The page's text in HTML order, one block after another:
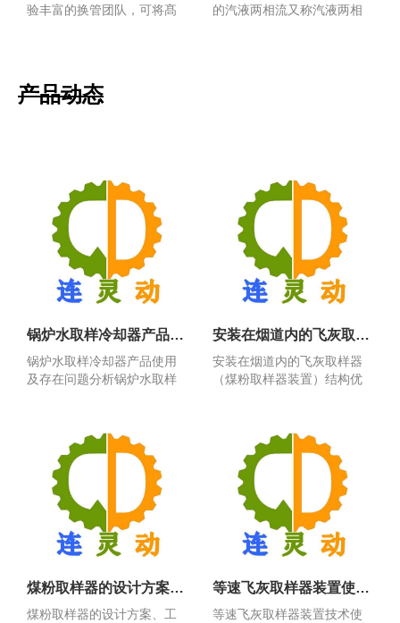
验丰富的换管团队，可将髙
的汽液两相流又称汽液两相
产品动态
锅炉水取样冷却器产品使用及存在问题分析
锅炉水取样冷却器产品使用
及存在问题分析锅炉水取样
安装在烟道内的飞灰取样器（煤粉取样器装置）结构优点
安装在烟道内的飞灰取样器
（煤粉取样器装置）结构优
煤粉取样器的设计方案、工作过程及原理分析
煤粉取样器的设计方案、工
等速飞灰取样器装置使用与结构示意图分析
等速飞灰取样器装置技术使